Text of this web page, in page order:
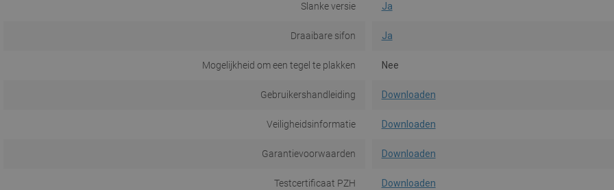
Slanke versie Ja
Draaibare sifon Ja
Mogelijkheid om een tegel te plakken Nee
Gebruikershandleiding Downloaden
Veiligheidsinformatie Downloaden
Garantievoorwaarden Downloaden
Testcertificaat PZH Downloaden